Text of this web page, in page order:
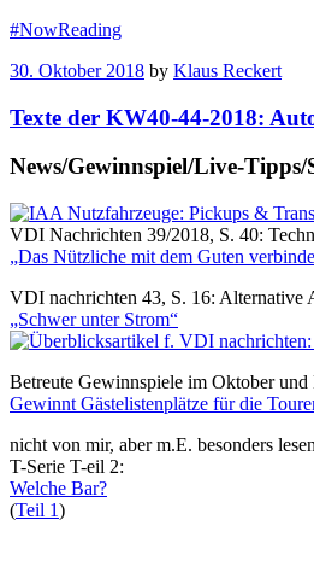
#NowReading
30. Oktober 2018 by Klaus Reckert
Texte der KW40-44-2018:
News/Gewinnspiel/Live-Tipps/
VDI Nachrichten 39/2018, S. 40:
„Das Nützliche mit dem Guten
VDI nachrichten 43, S. 16: Alternative
„Schwer unter Strom“
Betreute Gewinnspiele im Oktober und
Gewinnt Gästelistenplätze für die
nicht von mir, aber m.E. besonders
T-Serie T-eil 2:
Welche Bar?
(Teil 1)